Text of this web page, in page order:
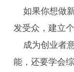
如果你想做
发受众，建立
成为创业者
能，还要学会